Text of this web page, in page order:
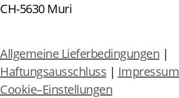
CH-5630 Muri
Allgemeine Lieferbedingungen |
Haftungsausschluss | Impressum
Cookie–Einstellungen